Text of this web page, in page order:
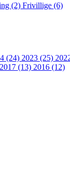
(2) Frivillige (6)
(24) 2023 (25)
2017 (13) 2016 (12)